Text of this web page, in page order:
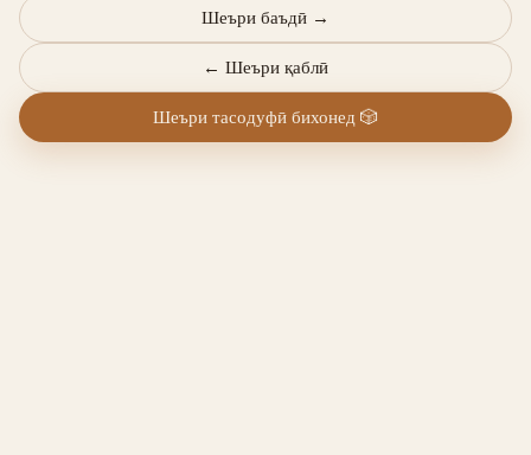
← Шеъри қаблӣ
Шеъри баъдӣ →
Шеъри тасодуфӣ бихонед 🎲